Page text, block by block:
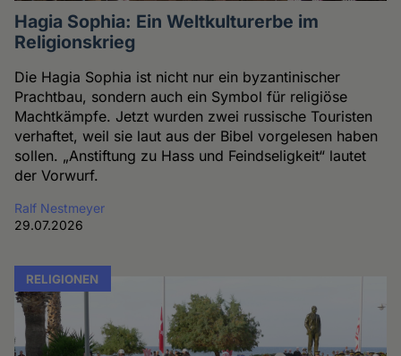
Hagia Sophia: Ein Weltkulturerbe im
Religionskrieg
Die Hagia Sophia ist nicht nur ein byzantinischer
Prachtbau, sondern auch ein Symbol für religiöse
Machtkämpfe. Jetzt wurden zwei russische Touristen
verhaftet, weil sie laut aus der Bibel vorgelesen haben
sollen. „Anstiftung zu Hass und Feindseligkeit“ lautet
der Vorwurf.
Ralf Nestmeyer
29.07.2026
RELIGIONEN